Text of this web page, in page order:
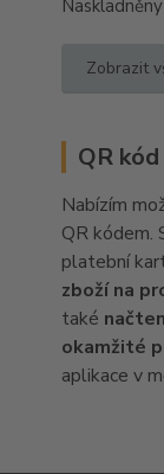
Zobrazit
QR kód
Nabízím
QR kódem.
platební
zboží na
také
okamžité
aplikace v